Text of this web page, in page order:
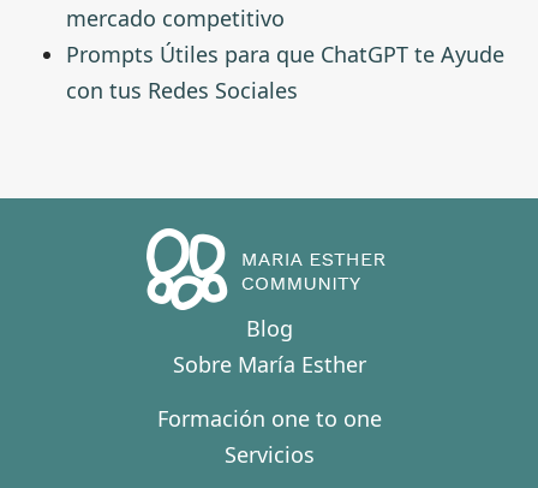
mercado competitivo
Prompts Útiles para que ChatGPT te Ayude
con tus Redes Sociales
Blog
Sobre María Esther
Formación one to one
Servicios